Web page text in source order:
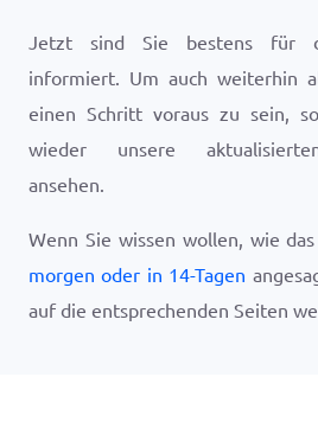
Jetzt sind Sie bestens für
informiert. Um auch weiterhin
einen Schritt voraus zu sein,
wieder unsere
ansehen.
Wenn Sie wissen wollen, wie
morgen oder in 14-Tagen
auf die entsprechenden Seiten